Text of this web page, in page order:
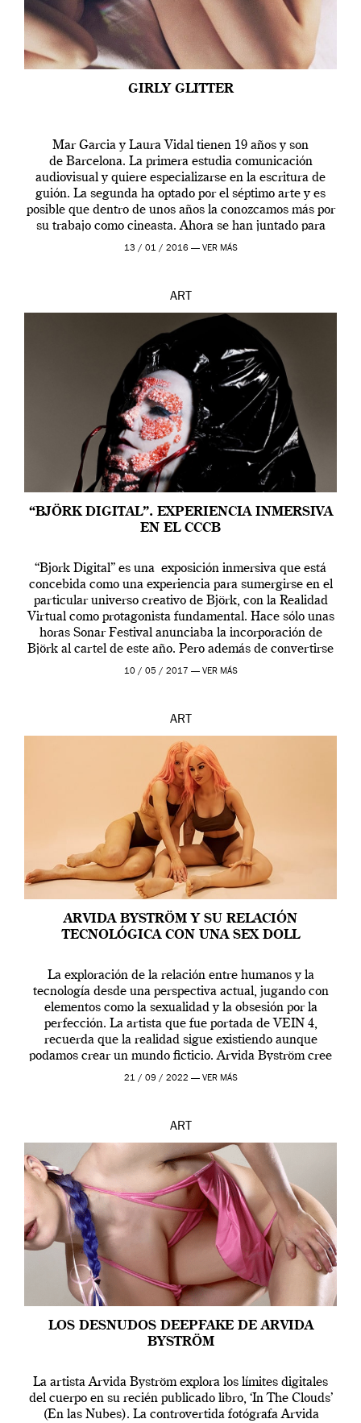
GIRLY GLITTER
Mar Garcia y Laura Vidal tienen 19 años y son
de Barcelona. La primera estudia comunicación
audiovisual y quiere especializarse en la escritura de
guión. La segunda ha optado por el séptimo arte y es
posible que dentro de unos años la conozcamos más por
su trabajo como cineasta. Ahora se han juntado para
contarnos una […]
13 / 01 / 2016 — VER MÁS
ART
“BJÖRK DIGITAL”. EXPERIENCIA INMERSIVA
EN EL CCCB
“Bjork Digital” es una exposición inmersiva que está
concebida como una experiencia para sumergirse en el
particular universo creativo de Björk, con la Realidad
Virtual como protagonista fundamental. Hace sólo unas
horas Sonar Festival anunciaba la incorporación de
Björk al cartel de este año. Pero además de convertirse
en una de las actuaciones más relevantes […]
10 / 05 / 2017 — VER MÁS
ART
ARVIDA BYSTRÖM Y SU RELACIÓN
TECNOLÓGICA CON UNA SEX DOLL
La exploración de la relación entre humanos y la
tecnología desde una perspectiva actual, jugando con
elementos como la sexualidad y la obsesión por la
perfección. La artista que fue portada de VEIN 4,
recuerda que la realidad sigue existiendo aunque
podamos crear un mundo ficticio. Arvida Byström cree
que los humanos tienen un complejo […]
21 / 09 / 2022 — VER MÁS
ART
LOS DESNUDOS DEEPFAKE DE ARVIDA
BYSTRÖM
La artista Arvida Byström explora los límites digitales
del cuerpo en su recién publicado libro, ‘In The Clouds’
(En las Nubes). La controvertida fotógrafa Arvida